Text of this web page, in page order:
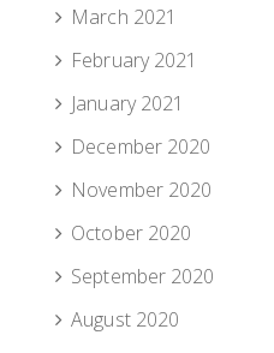
March 2021
February 2021
January 2021
December 2020
November 2020
October 2020
September 2020
August 2020